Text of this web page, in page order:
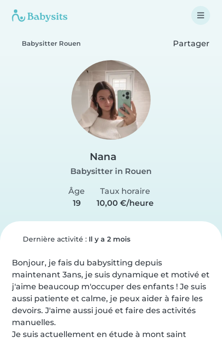
Babysitter Rouen Partager
Nana
Babysitter in Rouen
Âge
19
Taux horaire
10,00 €/heure
Dernière activité : Il y a 2 mois
Bonjour, je fais du babysitting depuis
maintenant 3ans, je suis dynamique et motivé et
j'aime beaucoup m'occuper des enfants ! Je suis
aussi patiente et calme, je peux aider à faire les
devoirs. J'aime aussi joué et faire des activités
manuelles.
Je suis actuellement en étude à mont saint